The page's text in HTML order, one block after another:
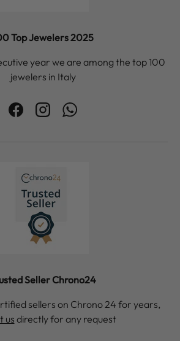
Top Jewelers 2025
year we are among the top 100
jewelers in Italy
FacebookInstagramWhatsApp
Seller Chrono24
sellers on Chrono 24 for years,
us directly for any request